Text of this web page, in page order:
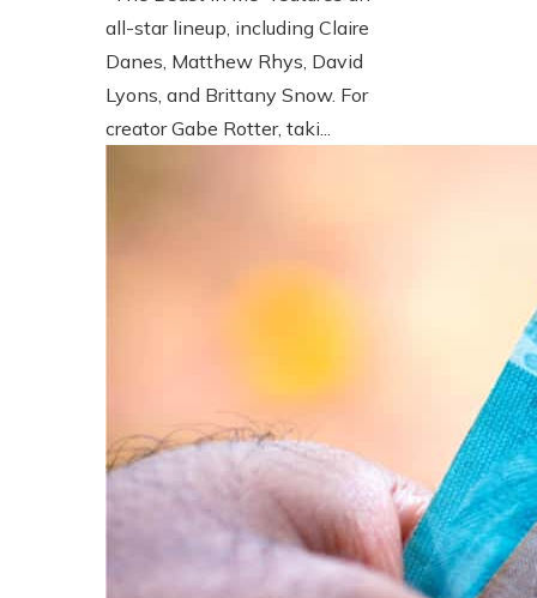
all-star lineup, including Claire
Danes, Matthew Rhys, David
Lyons, and Brittany Snow. For
creator Gabe Rotter, taki...